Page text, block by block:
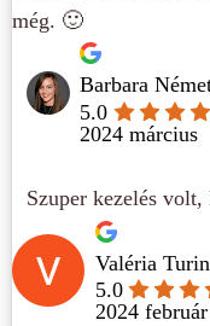
még. 🙂
Barbara
5.0
2024 március
Szuper kezelés
Valéria
5.0
2024 február